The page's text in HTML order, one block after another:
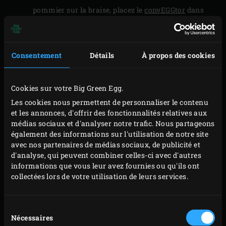
Consentement Détails À propos des cookies
Cookies sur votre Big Green Egg.
Les cookies nous permettent de personnaliser le contenu
et les annonces, d'offrir des fonctionnalités relatives aux
médias sociaux et d'analyser notre trafic. Nous partageons
également des informations sur l'utilisation de notre site
avec nos partenaires de médias sociaux, de publicité et
d'analyse, qui peuvent combiner celles-ci avec d'autres
informations que vous leur avez fournies ou qu'ils ont
collectées lors de votre utilisation de leurs services.
duNécessaires
pommier sur la braise, placez leconvEGGtor dans
qui recueillera les
graisses et laissera votre convEGGtor propre. Puis
posez la grille en acier inoxydable, et placez-y les
sucettes apéritives. Fermez le couvercle de l’EGG et
; la température de l’EGG tombera à environ 110 °C
du fait de l’insertion du convEGGtor, maintenez
cette température.
Au bout d’environ 30 minutes, augmentez la
température de l’EGG à 180 °C et laissez cuire les
sucettes apéritives de poulet environ 30 minutes de
plus, jusqu’à ce qu’elles atteignent une température
thermomètre à lecture
instantanée